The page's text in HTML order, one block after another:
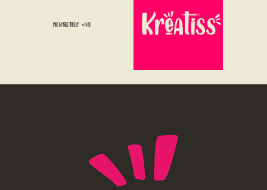
NOUS SOUTENONS
Newsletter #118